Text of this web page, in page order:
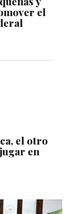
el
el otro
en